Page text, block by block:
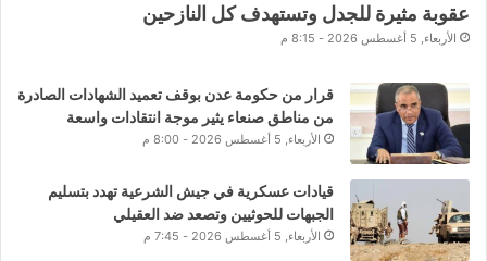
عقوبة مثيرة للجدل وتستهدف كل النازحين
الأربعاء, 5 أغسطس 2026 - 8:15 م
قرار من حكومة عدن بوقف تعميد الشهادات الصادرة
من مناطق صنعاء يثير موجة انتقادات واسعة
الأربعاء, 5 أغسطس 2026 - 8:00 م
قيادات عسكرية في جيش الشرعية تهدد بتسليم
الجبهات للحوثيين وتصعد ضد العقيلي
الأربعاء, 5 أغسطس 2026 - 7:45 م